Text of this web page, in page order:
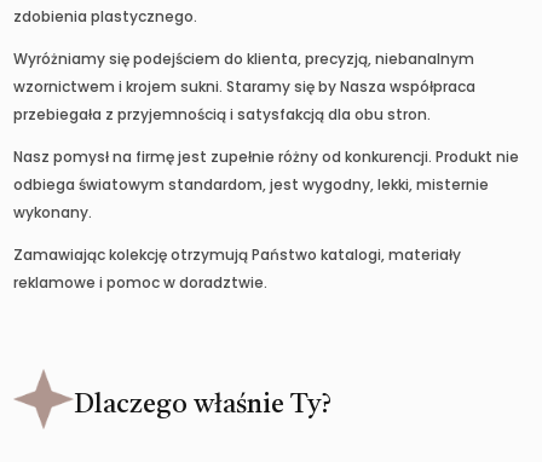
zdobienia plastycznego.
Wyróżniamy się podejściem do klienta, precyzją, niebanalnym
wzornictwem i krojem sukni. Staramy się by Nasza współpraca
przebiegała z przyjemnością i satysfakcją dla obu stron.
Nasz pomysł na firmę jest zupełnie różny od konkurencji. Produkt nie
odbiega światowym standardom, jest wygodny, lekki, misternie
wykonany.
Zamawiając kolekcję otrzymują Państwo katalogi, materiały
reklamowe i pomoc w doradztwie.
Dlaczego właśnie Ty?